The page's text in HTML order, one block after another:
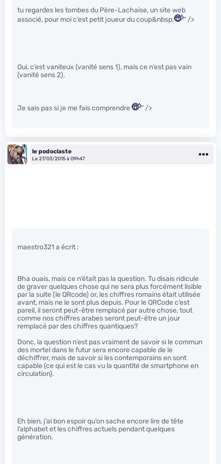
tu regardes les tombes du Père-Lachaise, un site web
associé, pour moi c’est petit joueur du coup&nbsp;
" />
Oui, c’est vaniteux (vanité sens 1), mais ce n’est pas vain
(vanité sens 2).
Je sais pas si je me fais comprendre " />
le podoclaste
Le 27/03/2015 à 09h47
maestro321 a écrit :
Bha ouais, mais ce n’était pas la question. Tu disais ridicule
de graver quelques chose qui ne sera plus forcément lisible
par la suite (le QRcode) or, les chiffres romains était utilisée
avant, mais ne le sont plus depuis. Pour le QRCode c’est
pareil, il seront peut-être remplacé par autre chose, tout
comme nos chiffres arabes seront peut-être un jour
remplacé par des chiffres quantiques?
Donc, la question n’est pas vraiment de savoir si le commun
des mortel dans le futur sera encore capable de le
déchiffrer, mais de savoir si les contemporains en sont
capable (ce qui est le cas vu la quantité de smartphone en
circulation).
Eh bien, j’ai bon espoir qu’on sache encore lire de tête
l’alphabet et les chiffres actuels pendant quelques
génération.